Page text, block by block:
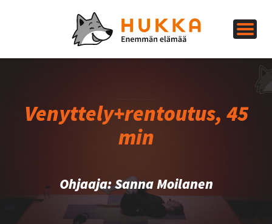
Venyttely+rentoutus, 45
min
Ohjaaja: Sanna Moilanen